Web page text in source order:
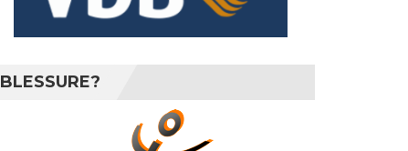
BLESSURE?